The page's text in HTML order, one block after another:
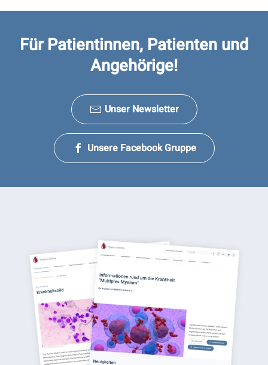
Für Patientinnen, Patienten und
Angehörige!
Unser Newsletter
Unsere Facebook Gruppe